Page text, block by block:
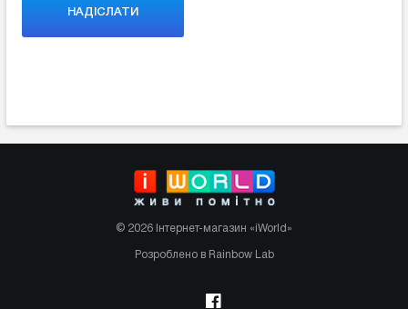
© 2026 Інтернет-магазин «iWorld»
Розроблено в Rainbow Lab